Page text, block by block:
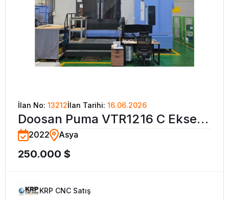
İlan No: 13212İlan Tarihi: 16.06.2026
Doosan Puma VTR1216 C Eksen
Dik Torna Tezgahı-2022
2022 Asya
250.000 $
KRP CNC Satış